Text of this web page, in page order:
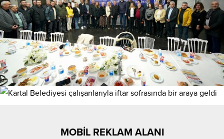
MOBİL REKLAM ALANI